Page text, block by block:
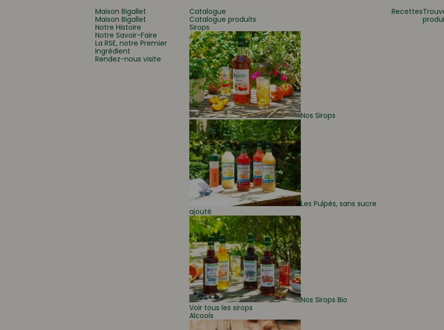
Maison Bigallet
Maison Bigallet
Notre Histoire
Notre Savoir-Faire
La RSE, notre Premier
Ingrédient
Rendez-nous visite
Catalogue
Catalogue produits
Sirops
Nos Sirops
Les Pulpés, sans sucre
ajouté
Nos Sirops Bio
Voir tous les sirops
Alcools
Recettes
Que recherchez-vous ?